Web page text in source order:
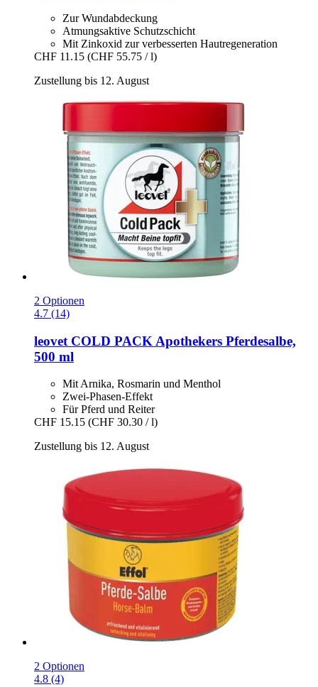
Zur Wundabdeckung
Atmungsaktive Schutzschicht
Mit Zinkoxid zur verbesserten Hautregeneration
CHF 11.15 (CHF 55.75 / l)
Zustellung bis 12. August
2 Optionen
4.7 (14)
leovet COLD PACK Apothekers Pferdesalbe,
500 ml
Mit Arnika, Rosmarin und Menthol
Zwei-Phasen-Effekt
Für Pferd und Reiter
CHF 15.15 (CHF 30.30 / l)
Zustellung bis 12. August
2 Optionen
4.8 (4)